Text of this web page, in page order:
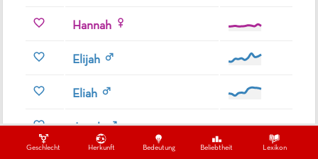
Geschlecht Herkunft Bedeutung Beliebtheit Lexikon
Hannah
Elijah
Eliah
Jonah